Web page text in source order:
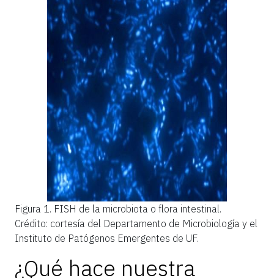
Figura 1. FISH de la microbiota o flora intestinal.
Crédito: cortesía del Departamento de Microbiología y el
Instituto de Patógenos Emergentes de UF.
¿Qué hace nuestra